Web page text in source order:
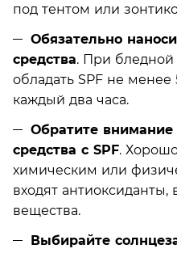
под тентом или
Обязательно
средства. При
обладать SPF не
каждый два часа.
Обратите
средства с SPF.
химическим или
входят
вещества.
Выбирайте